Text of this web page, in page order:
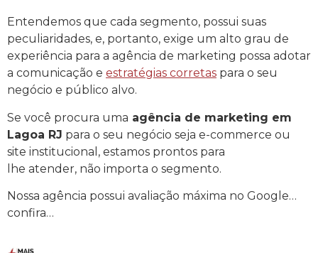
Entendemos que cada segmento, possui suas
peculiaridades, e, portanto, exige um alto grau de
experiência para a agência de marketing possa adotar
a comunicação e estratégias corretas para o seu
negócio e público alvo.
Se você procura uma agência de marketing em
Lagoa RJ para o seu negócio seja e-commerce ou
site institucional, estamos prontos para
lhe atender, não importa o segmento.
Nossa agência possui avaliação máxima no Google…
confira…